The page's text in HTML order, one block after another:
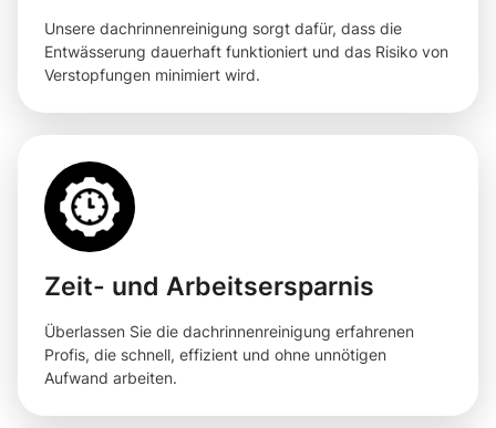
Unsere dachrinnenreinigung sorgt dafür, dass die
Entwässerung dauerhaft funktioniert und das Risiko von
Verstopfungen minimiert wird.
Zeit- und Arbeitsersparnis
Überlassen Sie die dachrinnenreinigung erfahrenen
Profis, die schnell, effizient und ohne unnötigen
Aufwand arbeiten.